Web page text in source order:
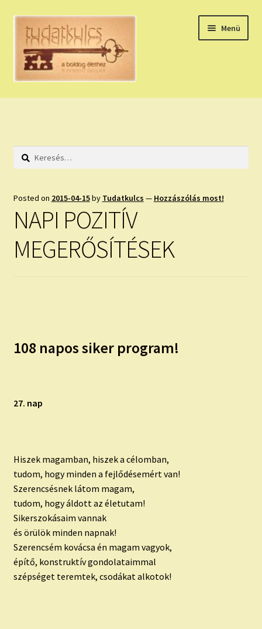
Ugrás
navigációhoz
Kilépés
tartalomba
Menü
HÚZZ EGY KÁRTYÁT!
HOLDNAPTÁR
NAPI ASZTROLÓGIA
KÉRJ EGY MEGERŐSÍTÉST!
IRATKOZZ FEL A VIDEÓ CSATORNÁNKRA!
Keresés:
Posted on 2015-04-15by Tudatkulcs — Hozzászólás most!
NAPI POZITÍV
MEGERŐSÍTÉSEK
108 napos siker program!
27. nap
Hiszek magamban, hiszek a célomban,
tudom, hogy minden a fejlődésemért van!
Szerencsésnek látom magam,
tudom, hogy áldott az életutam!
Sikerszokásaim vannak
és örülök minden napnak!
Szerencsém kovácsa én magam vagyok,
építő, konstruktív gondolataimmal
szépséget teremtek, csodákat alkotok!